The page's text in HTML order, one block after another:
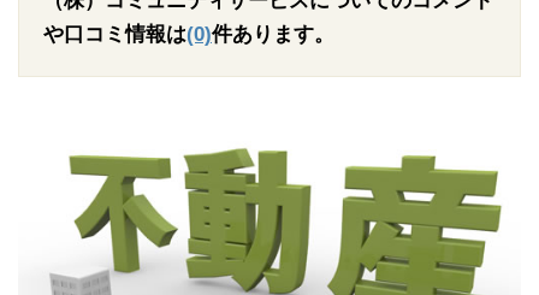
や口コミ情報は(0)件あります。